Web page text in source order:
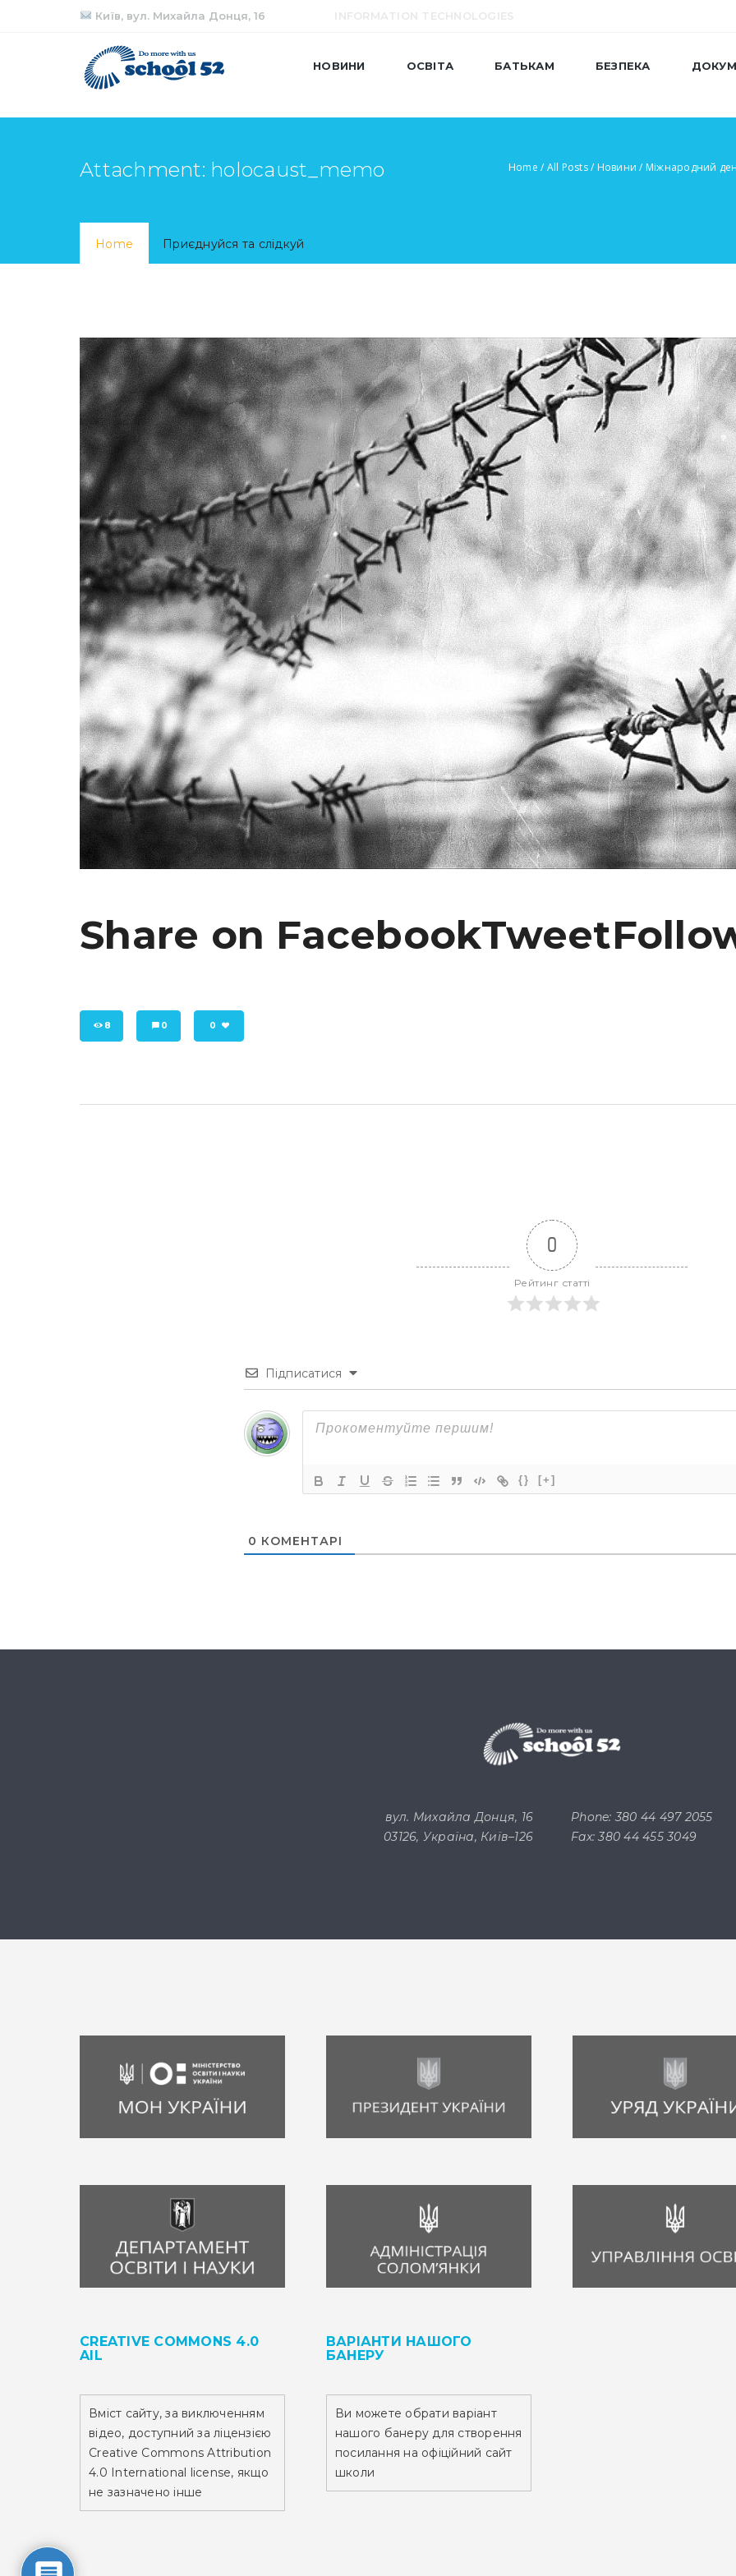
Київ, вул. Михайла Донця, 16
НОВИНИ ОСВІТА БАТЬКАМ БЕЗПЕКА
Home / All Posts/ Новини / Міжнародний
Attachment: holocaust_memo
Home Приєднуйся та слідкуй
Share on
8 0 0
0
Рейтинг статті
Підписатися
{} [+]
0 КОМЕНТАРІ
Phone: 380 44 497 2055
Fax: 380 44 455 3049
вул. Михайла Донця, 16
03126, Україна, Київ–126
CREATIVE COMMONS 4.0
AIL
Вміст сайту,за виключенням
відео, доступний за ліцензією
Creative Commons Attribution
4.0 International license, якщо
не зазначено інше
ВАРІАНТИ НАШОГО
БАНЕРУ
Ви можете обрати варіант
нашого банеру для створення
посилання на офіційний сайт
школи